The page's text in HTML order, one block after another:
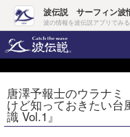
波伝説 サーフィン波
波の情報を波伝説アプリでみる
ヘルプ マイ
ログイン
唐澤予報士のウラナミ
けど知っておきたい台
識 Vol.1』
Core Surf Japan
コンテスト